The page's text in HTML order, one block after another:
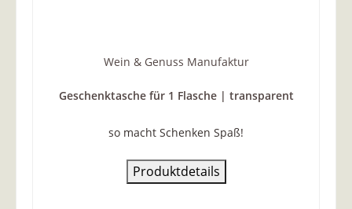
Wein & Genuss Manufaktur
Geschenktasche für 1 Flasche | transparent
so macht Schenken Spaß!
Produktdetails